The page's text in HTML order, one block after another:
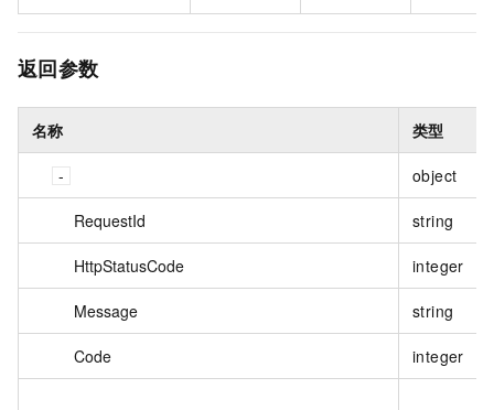
返回参数
名称 类型
object
RequestId string
HttpStatusCode integer
Message string
Code integer